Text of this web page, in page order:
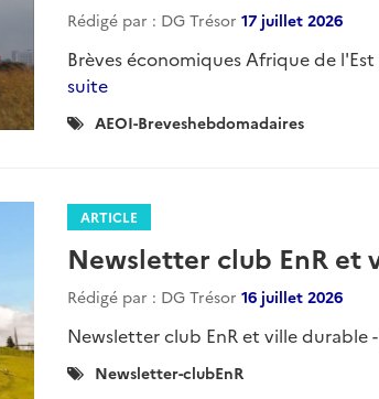
Rédigé par : DG Trésor 17 juillet 2026
Brèves économiques Afrique de
suite
Catégories
AEOI-Breveshebdomadaires
ARTICLE
Newsletter club EnR et
Rédigé par : DG Trésor 16 juillet 2026
Newsletter club EnR et ville durable
Catégories
Newsletter-clubEnR